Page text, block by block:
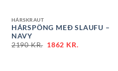
HÁRSKRAUT
HÁRSPÖNG MEÐ SLAUFU –
NAVY
2190KR. 1862 KR.